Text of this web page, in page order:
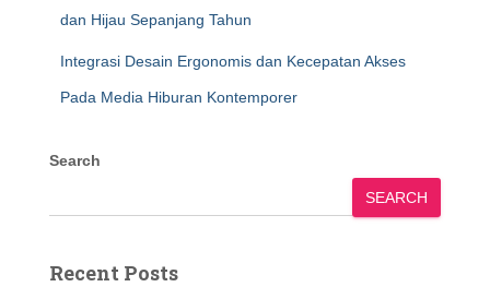
dan Hijau Sepanjang Tahun
Integrasi Desain Ergonomis dan Kecepatan Akses
Pada Media Hiburan Kontemporer
Search
SEARCH
Recent Posts